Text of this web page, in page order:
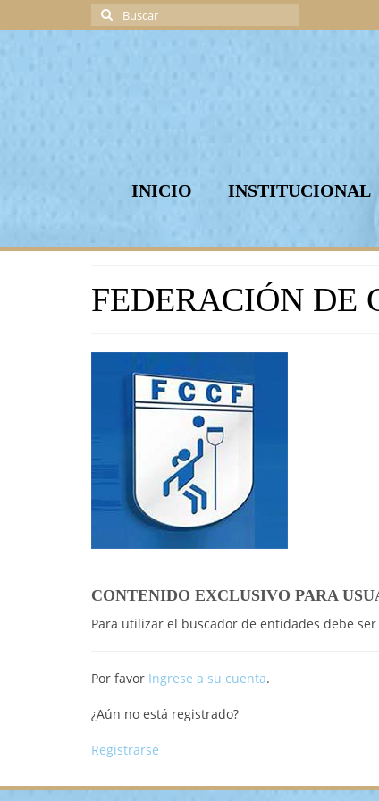
Buscar
por:
INICIO INSTITUCIONAL
FEDERACIÓN DE
CONTENIDO EXCLUSIVO PARA
Para utilizar el buscador de entidades debe
Por favor Ingrese a su cuenta.
¿Aún no está registrado?
Registrarse